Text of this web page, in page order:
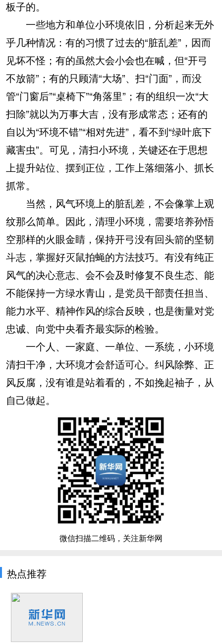
板子的。
一些地方和单位小环境依旧，分析起来无外
乎几种情况：有的习惯了过去的“脏乱差”，因而
见坏不怪；有的虽然大会小会也在喊，但“开弓
不放箭”；有的只顾清“大场”、扫“门面”，而没
管“门窗后”“桌椅下”“角落里”；有的组织一次“大
扫除”就以为万事大吉，没有形成常态；还有的
自以为“环境不错”“相对先进”，看不到“绿叶底下
藏害虫”。可见，清扫小环境，关键还在于思想
上提升站位、摆到正位，工作上落细落小、抓长
抓常。
当然，风气环境上的脏乱差，不会像掌上观
纹那么简单。因此，清理小环境，需要培养孙悟
空那样的火眼金睛，保持开弓没有回头箭的坚韧
斗志，掌握好灭鼠拍蝇的方法技巧。有没有纯正
风气的决心意志、会不会及时修复不良生态、能
不能保持一方绿水青山，是党员干部责任担当、
能力水平、精神作风的综合反映，也是衡量对党
忠诚、向党中央看齐最实际的检验。
一个人、一家庭、一单位、一系统，小环境
清扫干净，大环境才会舒适可心。纠风除弊、正
风反腐，没有谁是站着看的，不如挽起袖子，从
自己做起。
微信扫描二维码，关注新华网
热点推荐